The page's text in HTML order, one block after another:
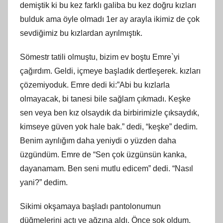
demiştik ki bu kez farklı galiba bu kez doğru kızları
bulduk ama öyle olmadı 1er ay arayla ikimiz de çok
sevdiğimiz bu kızlardan ayrılmıştık.
Sömestr tatili olmuştu, bizim ev boştu Emre`yi
çağırdım. Geldi, içmeye başladık dertleşerek. kızları
çözemiyoduk. Emre dedi ki:”Abi bu kızlarla
olmayacak, bi tanesi bile sağlam çıkmadı. Keşke
sen veya ben kız olsaydık da birbirimizle çıksaydık,
kimseye güven yok hale bak.” dedi, “keşke” dedim.
Benim ayrılığım daha yeniydi o yüzden daha
üzgündüm. Emre de “Sen çok üzgünsün kanka,
dayanamam. Ben seni mutlu edicem” dedi. “Nasıl
yani?” dedim.
Sikimi okşamaya başladı pantolonumun
düğmelerini açtı ve ağzına aldı. Önce şok oldum,